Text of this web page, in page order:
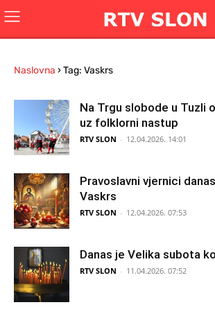
Naslovna ›Tag: Vaskrs
Na Trgu slobode u Tuzli
uz folklorni nastup
RTV SLON - 12.04.2026. 14:01
Pravoslavni vjernici
Vaskrs
RTV SLON - 12.04.2026. 07:53
Danas je Velika subota
RTV SLON - 11.04.2026. 07:52